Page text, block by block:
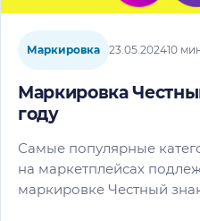
Маркировка 23.05.202410
Маркировка
году
Самые популярные
на маркетплейсах
маркировке Честный